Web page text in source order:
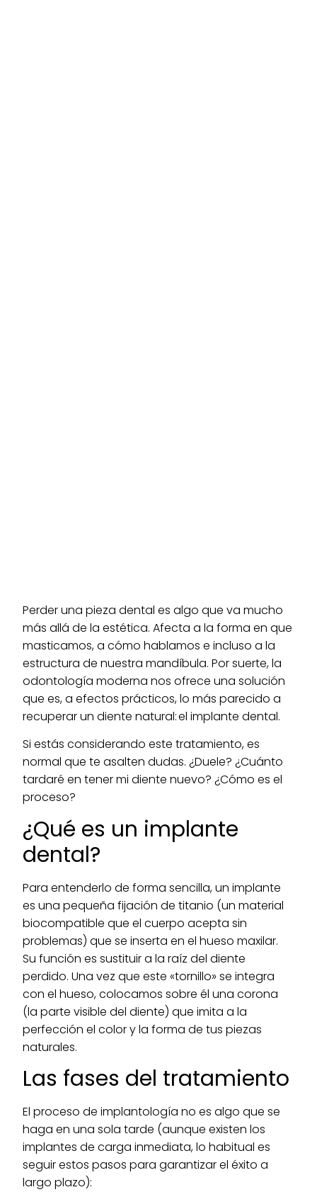
Perder una pieza dental es algo que va mucho
más allá de la estética. Afecta a la forma en que
masticamos, a cómo hablamos e incluso a la
estructura de nuestra mandíbula. Por suerte, la
odontología moderna nos ofrece una solución
que es, a efectos prácticos, lo más parecido a
recuperar un diente natural: el implante dental.
Si estás considerando este tratamiento, es
normal que te asalten dudas. ¿Duele? ¿Cuánto
tardaré en tener mi diente nuevo? ¿Cómo es el
proceso?
¿Qué es un implante
dental?
Para entenderlo de forma sencilla, un implante
es una pequeña fijación de titanio (un material
biocompatible que el cuerpo acepta sin
problemas) que se inserta en el hueso maxilar.
Su función es sustituir a la raíz del diente
perdido. Una vez que este «tornillo» se integra
con el hueso, colocamos sobre él una corona
(la parte visible del diente) que imita a la
perfección el color y la forma de tus piezas
naturales.
Las fases del tratamiento
El proceso de implantología no es algo que se
haga en una sola tarde (aunque existen los
implantes de carga inmediata, lo habitual es
seguir estos pasos para garantizar el éxito a
largo plazo):